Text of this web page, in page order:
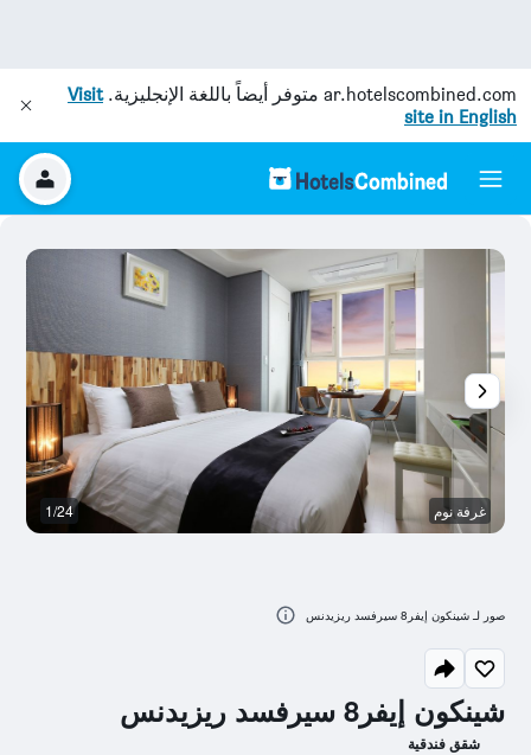
ar.hotelscombined.com متوفر أيضاً باللغة الإنجليزية.Visit
site in English
شينكون إيفر8 سيرفسد ريزيدنس
شقق فندقية
غرفة نوم 1/24
صور لـ شينكون إيفر8 سيرفسد ريزيدنس